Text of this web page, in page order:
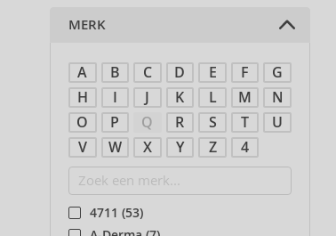
MERK
A B C D E F
G
H
I J K L M
N
O
P Q R S T
U
V
W X Y Z 4
4711 (53)